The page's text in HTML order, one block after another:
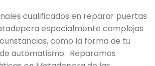
cualificados en reparar puertas
especialmente complejas
como la forma de tu
automatismo. Reparamos